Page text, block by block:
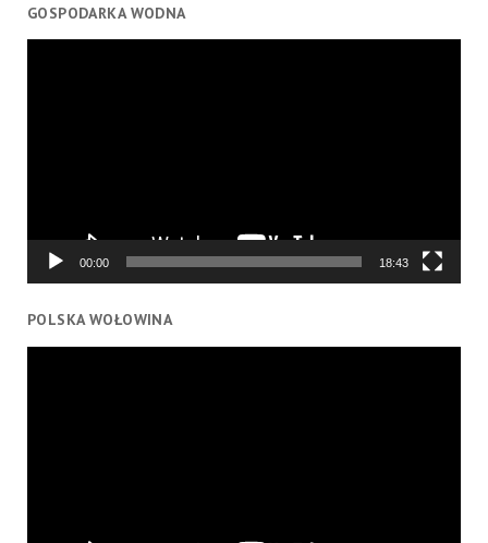
GOSPODARKA WODNA
00:00 18:43
POLSKA WOŁOWINA